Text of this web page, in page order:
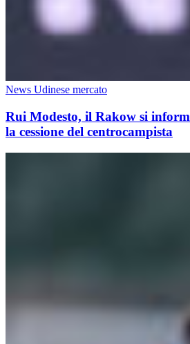
News Udinese mercato
Rui Modesto, il Rakow si
la cessione del centrocampista